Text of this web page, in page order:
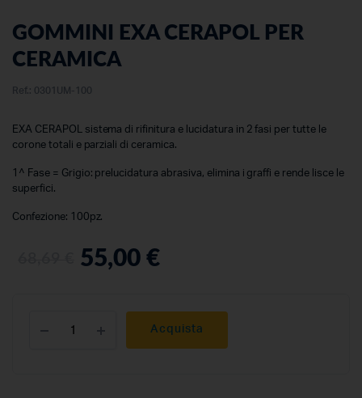
GOMMINI EXA CERAPOL PER
CERAMICA
Ref.: 0301UM-100
EXA CERAPOL sistema di rifinitura e lucidatura in 2 fasi per tutte le
corone totali e parziali di ceramica.
1^ Fase = Grigio: prelucidatura abrasiva, elimina i graffi e rende lisce le
superfici.
Confezione: 100pz.
55,00 €
Acquista